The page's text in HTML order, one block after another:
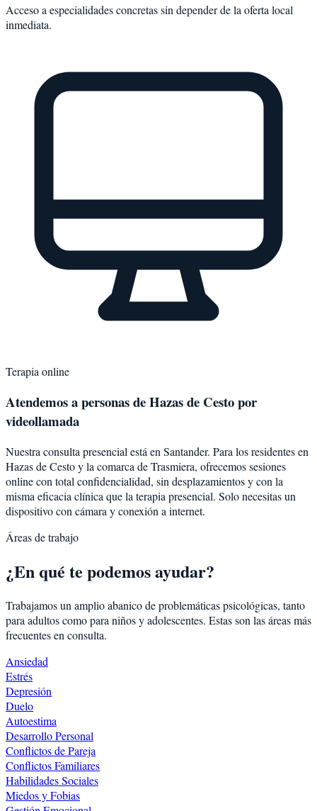
Acceso a especialidades concretas sin depender de la oferta local
inmediata.
Terapia online
Atendemos a personas deHazas de Cestopor
videollamada
Nuestra consulta presencial está en Santander. Para los residentes en
Hazas de Cestoy la comarca deTrasmiera, ofrecemos sesiones
online con total confidencialidad, sin desplazamientos y con la
misma eficacia clínica que la terapia presencial. Solo necesitas un
dispositivo con cámara y conexión a internet.
Áreas de trabajo
¿En qué te podemos ayudar?
Trabajamos un amplio abanico de problemáticas psicológicas, tanto
para adultos como para niños y adolescentes. Estas son las áreas más
frecuentes en consulta.
Ansiedad
Estrés
Depresión
Duelo
Autoestima
Desarrollo Personal
Conflictos de Pareja
Conflictos Familiares
Habilidades Sociales
Miedos y Fobias